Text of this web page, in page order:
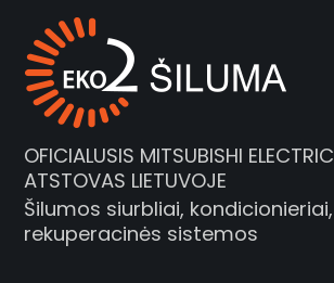
OFICIALUSIS MITSUBISHI ELECTRIC
ATSTOVAS LIETUVOJE
Šilumos siurbliai, kondicionieriai,
rekuperacinės sistemos